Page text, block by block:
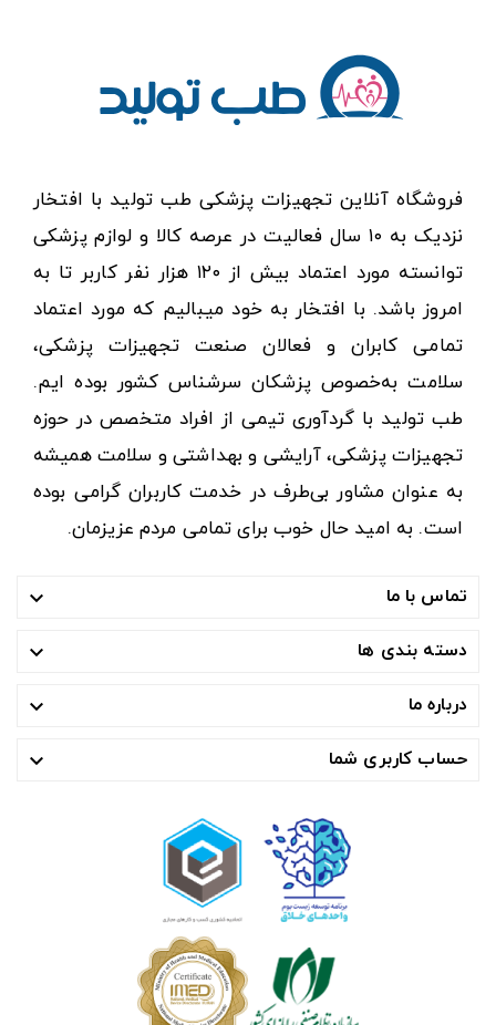
فروشگاه آنلاین تجهیزات پزشکی طب تولید با افتخار
نزدیک به ۱۰ سال فعالیت در عرصه کالا و لوازم پزشکی
توانسته مورد اعتماد بیش از ۱۲۰ هزار نفر کاربر تا به
امروز باشد. با افتخار به خود میبالیم که مورد اعتماد
تمامی کابران و فعالان صنعت تجهیزات پزشکی،
سلامت به‌خصوص پزشکان سرشناس کشور بوده ایم.
طب تولید با گردآوری تیمی از افراد متخصص در حوزه
تجهیزات پزشکی، آرایشی و بهداشتی و سلامت همیشه
به عنوان مشاور بی‌طرف در خدمت کاربران گرامی بوده
است. به امید حال خوب برای تمامی مردم عزیزمان.
تماس با ما 
دسته بندی ها 
درباره ما 
حساب کاربری شما 